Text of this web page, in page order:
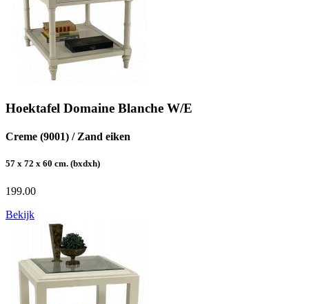
Hoektafel Domaine Blanche W/E
Creme (9001) / Zand eiken
57 x 72 x 60 cm. (bxdxh)
199.00
Bekijk